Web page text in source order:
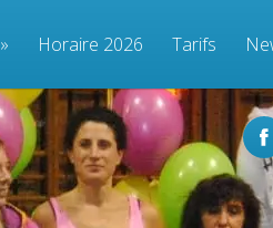
» Horaire 2026 Tarifs